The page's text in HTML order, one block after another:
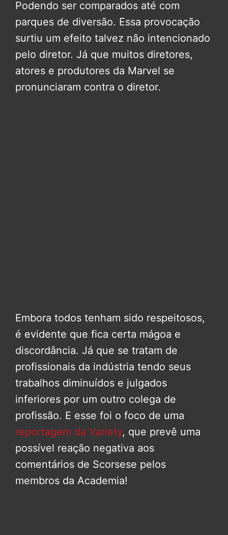
Podendo ser comparados até com
parques de diversão. Essa provocação
surtiu um efeito talvez não intencionado
pelo diretor. Já que muitos diretores,
atores e produtores da Marvel se
pronunciaram contra o diretor.
Embora todos tenham sido respeitosos,
é evidente que fica certa mágoa e
discordância. Já que se tratam de
profissionais da indústria tendo seus
trabalhos diminuídos e julgados
inferiores por um outro colega de
profissão. E esse foi o foco de uma
reportagem da Variety, que prevê uma
possível reação negativa aos
comentários de Scorsese pelos
membros da Academia!